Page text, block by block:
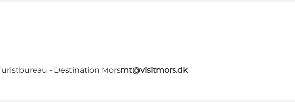
- Destination Morsmt@visitmors.dk